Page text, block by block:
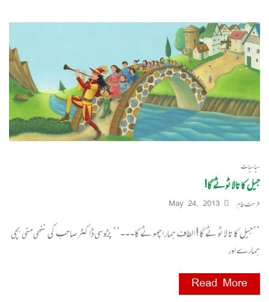
سیاسیات
جیل کا تالا ٹوٹے گا!
فرحت طاہر May 24, 2013
’’جیل کا تا لا ٹوٹے گا ! الطاف ہمارا چھوٹے گا۔۔۔‘‘ پڑوسی ڈاکٹر صاحب کی ننھی منی بچی
ہمارے اور
Read More